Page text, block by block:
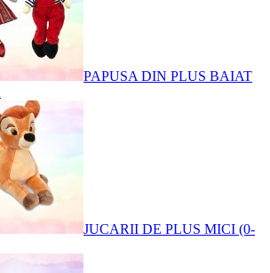
PAPUSA DIN PLUS BAIAT
JUCARII DE PLUS MICI (0-